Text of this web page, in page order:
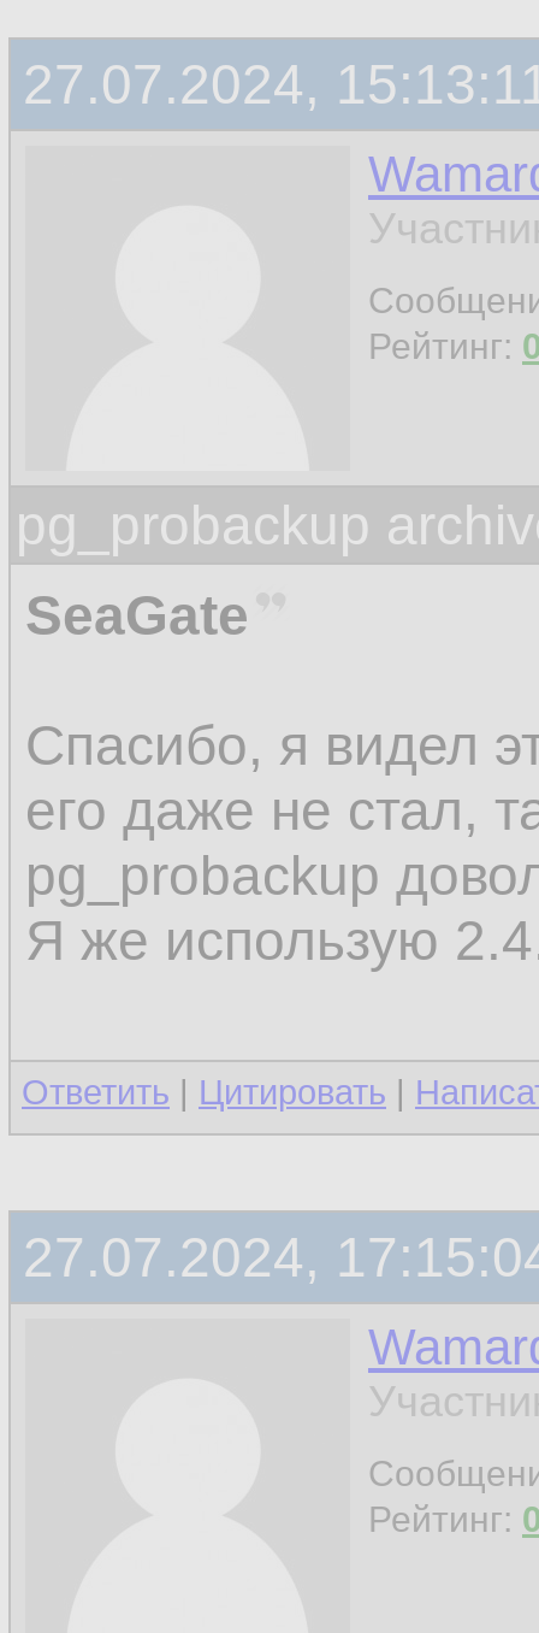
27.07.2024,
Рейтинг:
pg_probackup
SeaGate
Спасибо, я видел
его даже не стал,
pg_probackup
Я же использую
Ответить | Цитировать |
27.07.2024,
Рейтинг: